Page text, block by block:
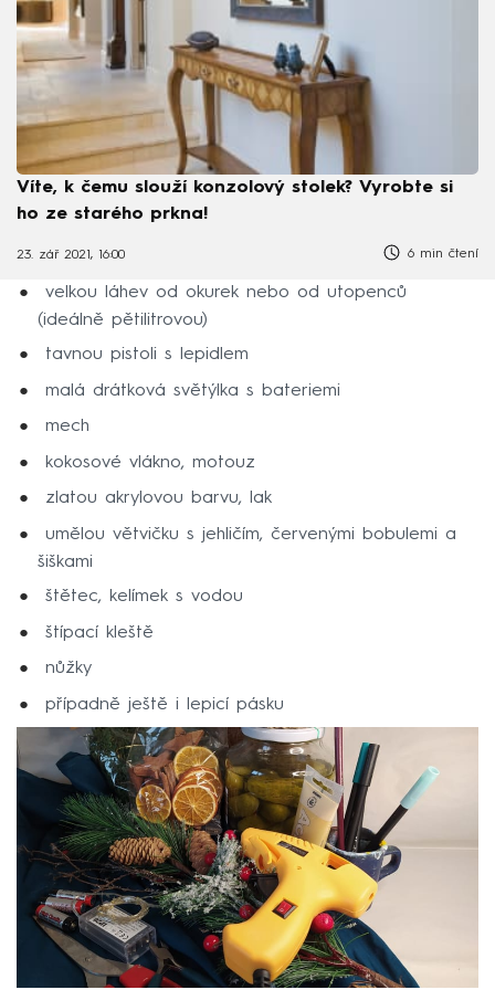
Víte, k čemu slouží konzolový stolek? Vyrobte si
ho ze starého prkna!
23. zář 2021, 16:00 6 min čtení
velkou láhev od okurek nebo od utopenců
(ideálně pětilitrovou)
tavnou pistoli s lepidlem
malá drátková světýlka s bateriemi
mech
kokosové vlákno, motouz
zlatou akrylovou barvu, lak
umělou větvičku s jehličím, červenými bobulemi a
šiškami
štětec, kelímek s vodou
štípací kleště
nůžky
případně ještě i lepicí pásku